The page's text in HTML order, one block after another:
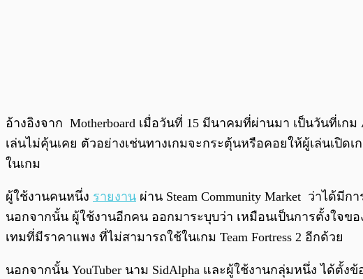
อ้างอิงจาก Motherboard เมื่อวันที่ 15 มีนาคมที่ผ่านมา เป็นวันที่เกม
เล่นไม่คุ้นเคย ตัวอย่างเช่นทางเกมจะกระตุ้นหรือคอยให้ผู้เล่นเปิ
ในเกม
ผู้ใช้งานคนหนึ่ง รายงาน ผ่าน Steam Community Market ว่าได้มี
นอกจากนั้น ผู้ใช้งานอีกคน ออกมาระบุบว่า เหมือนเป็นการตั้งใจข
เทมที่มีราคาแพง ที่ไม่สามารถใช้ในเกม Team Fortress 2 อีกด้วย
นอกจากนั้น YouTuber นาม SidAlpha และผู้ใช้งานกลุ่มหนึ่ง ได้ตั้ง